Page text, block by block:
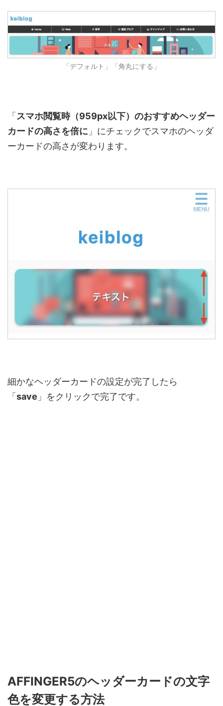
「デフォルト」「角丸にする」
「 スマホ閲覧時（959px以下）のおすすめヘッダー
カードの高さを倍に 」にチェックでスマホのヘッダ
ーカードの高さが変わります。
細かなヘッダーカードの設定が完了したら
「save 」をクリックで完了です。
AFFINGER5のヘッダーカードの文字
色を変更する方法